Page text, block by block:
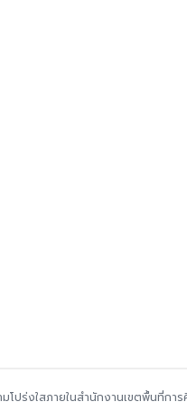
ปร่งใสภายในสำนักงานเขตพื้นที่กา